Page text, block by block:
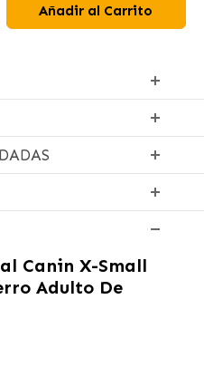
Añadir al Carrito
Canin X-Small
Adulto De